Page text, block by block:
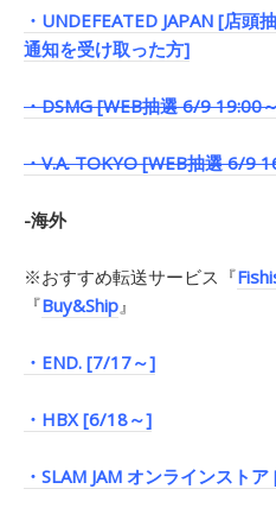
・UNDEFEATED JAPAN [店
通知を受け取った方]
・DSMG [WEB抽選 6/9 19:00
・V.A. TOKYO [WEB抽選 6/9
-海外
※おすすめ転送サービス『
『Buy&Ship』
・END. [7/17～]
・HBX [6/18～]
・SLAM JAM オンラインスト